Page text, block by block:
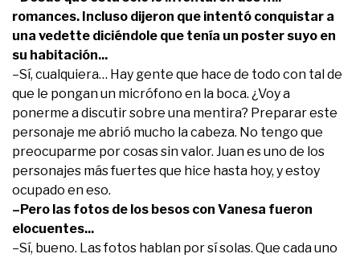
romances. Incluso dijeron que intentó conquistar a
una vedette diciéndole que tenía un poster suyo en
su habitación...
–Sí, cualquiera… Hay gente que hace de todo con tal de
que le pongan un micrófono en la boca. ¿Voy a
ponerme a discutir sobre una mentira? Preparar este
personaje me abrió mucho la cabeza. No tengo que
preocuparme por cosas sin valor. Juan es uno de los
personajes más fuertes que hice hasta hoy, y estoy
ocupado en eso.
–Pero las fotos de los besos con Vanesa fueron
elocuentes...
–Sí, bueno. Las fotos hablan por sí solas. Que cada uno